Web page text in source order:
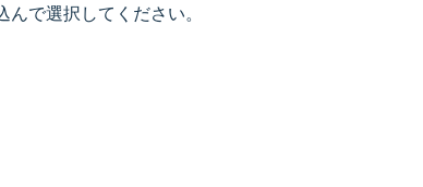
で選択してください。